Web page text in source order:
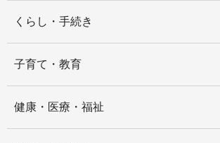
くらし・手続き
子育て・教育
健康・医療・福祉